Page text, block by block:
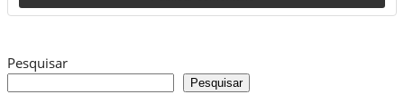
Pesquisar
Pesquisar